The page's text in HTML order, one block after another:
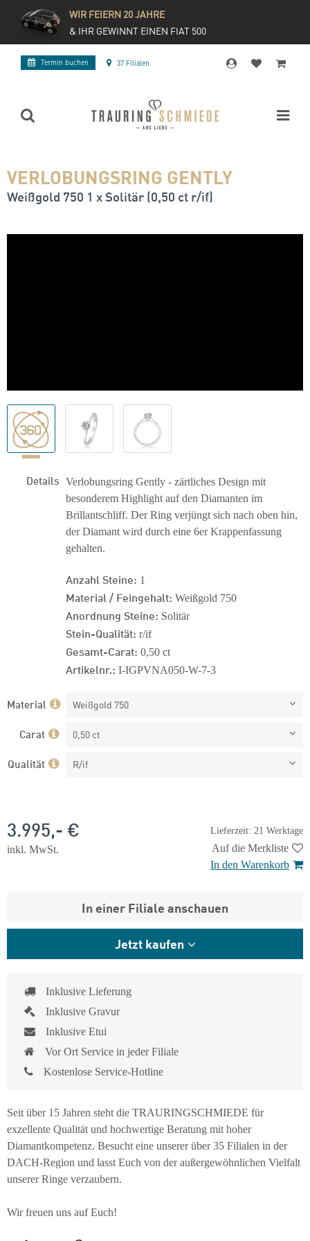
WIR FEIERN 20 JAHRE
& IHR GEWINNT EINEN FIAT 500
Termin buchen 37 Filialen
VERLOBUNGSRING GENTLY
Weißgold 750 1 x Solitär (0,50 ct r/if)
Details Verlobungsring Gently - zärtliches Design mit
besonderem Highlight auf den Diamanten im
Brillantschliff. Der Ring verjüngt sich nach oben hin,
der Diamant wird durch eine 6er Krappenfassung
gehalten.
Anzahl Steine: 1
Material / Feingehalt: Weißgold 750
Anordnung Steine: Solitär
Stein-Qualität: r/if
Gesamt-Carat: 0,50 ct
Artikelnr.: I-IGPVNA050-W-7-3
Material Weißgold 750
Carat 0,50 ct
Qualität R/if
Lieferzeit: 21 Werktage
3.995,- €
inkl. MwSt.
Auf die Merkliste
In den Warenkorb
In einer Filiale anschauen
Jetzt kaufen
Inklusive Lieferung
Inklusive Gravur
Inklusive Etui
Vor Ort Service in jeder Filiale
Kostenlose Service-Hotline
Seit über 15 Jahren steht die TRAURINGSCHMIEDE für
exzellente Qualität und hochwertige Beratung mit hoher
Diamantkompetenz. Besucht eine unserer über 35 Filialen in der
DACH-Region und lasst Euch von der außergewöhnlichen Vielfalt
unserer Ringe verzaubern.
Wir freuen uns auf Euch!